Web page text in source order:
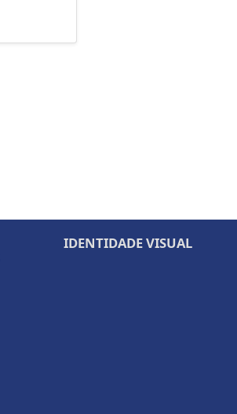
IDENTIDADE VISUAL